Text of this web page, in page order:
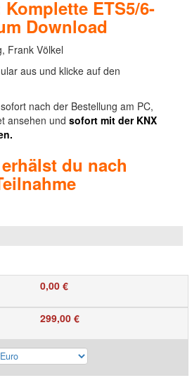
ETS5/6-
Download
Frank Völkel
aus und klicke auf den
nach der Bestellung am PC,
ansehen und sofort mit der KNX
du nach
0,00 €
299,00 €